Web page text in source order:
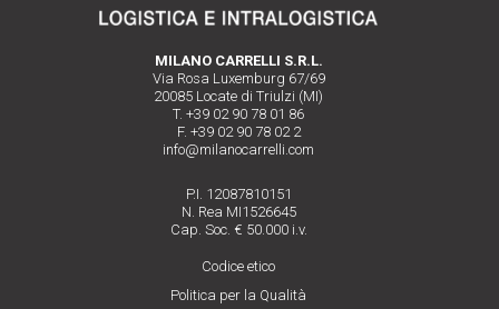
MILANO CARRELLI S.R.L.
Via Rosa Luxemburg 67/69
20085 Locate di Triulzi (MI)
T. +39 02 90 78 01 86
F. +39 02 90 78 02 2
info@milanocarrelli.com
P.I. 12087810151
N. Rea MI1526645
Cap. Soc. € 50.000 i.v.
Codice etico
Politica per la Qualità